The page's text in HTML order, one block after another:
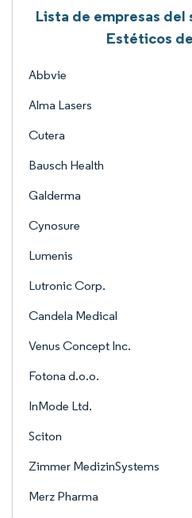
Lista de empresas
Estéticos
Abbvie
Alma Lasers
Cutera
Bausch Health
Galderma
Cynosure
Lumenis
Lutronic Corp.
Candela Medical
Venus Concept Inc.
Fotona d.o.o.
InMode Ltd.
Sciton
Zimmer MedizinSystems
Merz Pharma